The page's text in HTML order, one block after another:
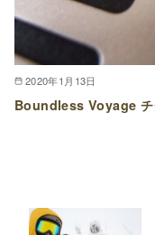
2020年1月13日
Boundless Voyage チ